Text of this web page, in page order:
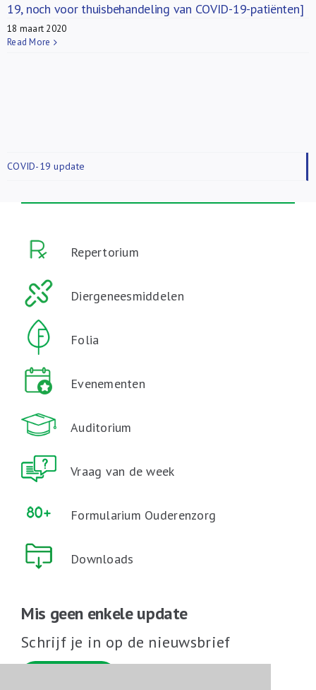
19, noch voor thuisbehandeling van COVID-19-patiënten]
18 maart 2020
Read More
COVID-19 update
Repertorium
Diergeneesmiddelen
Folia
Evenementen
Auditorium
Vraag van de week
Formularium Ouderenzorg
Downloads
Mis geen enkele update
Schrijf je in op de nieuwsbrief